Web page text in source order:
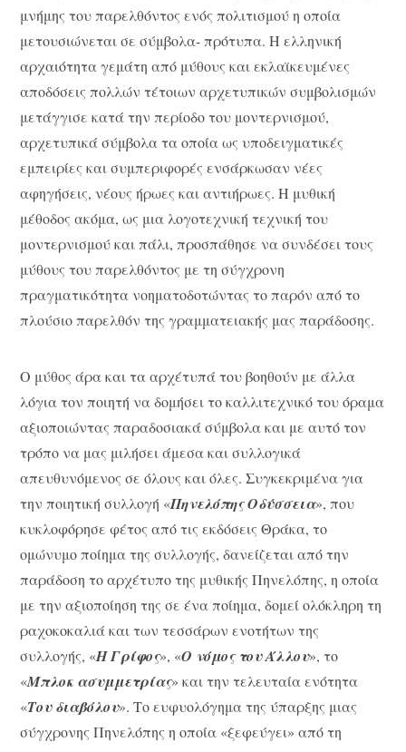
μνήμης του παρελθόντος ενός πολιτισμού η οποία
μετουσιώνεται σε σύμβολα- πρότυπα. Η ελληνική
αρχαιότητα γεμάτη από μύθους και εκλαϊκευμένες
αποδόσεις πολλών τέτοιων αρχετυπικών συμβολισμών
μετάγγισε κατά την περίοδο του μοντερνισμού,
αρχετυπικά σύμβολα τα οποία ως υποδειγματικές
εμπειρίες και συμπεριφορές ενσάρκωσαν νέες
αφηγήσεις, νέους ήρωες και αντιήρωες. Η μυθική
μέθοδος ακόμα, ως μια λογοτεχνική τεχνική του
μοντερνισμού και πάλι, προσπάθησε να συνδέσει τους
μύθους του παρελθόντος με τη σύγχρονη
πραγματικότητα νοηματοδοτώντας το παρόν από το
πλούσιο παρελθόν της γραμματειακής μας παράδοσης.
Ο μύθος άρα και τα αρχέτυπά του βοηθούν με άλλα
λόγια τον ποιητή να δομήσει το καλλιτεχνικό του όραμα
αξιοποιώντας παραδοσιακά σύμβολα και με αυτό τον
τρόπο να μας μιλήσει άμεσα και συλλογικά
απευθυνόμενος σε όλους και όλες. Συγκεκριμένα για
την ποιητική συλλογή «Πηνελόπης Οδύσσεια», που
κυκλοφόρησε φέτος από τις εκδόσεις Θράκα, το
ομώνυμο ποίημα της συλλογής, δανείζεται από την
παράδοση το αρχέτυπο της μυθικής Πηνελόπης, η οποία
με την αξιοποίηση της σε ένα ποίημα, δομεί ολόκληρη τη
ραχοκοκαλιά και των τεσσάρων ενοτήτων της
συλλογής, «Η Γρίφος», «Ο νόμος του Άλλου», το
«Mπλοκ ασυμμετρίας» και την τελευταία ενότητα
«Του διαβόλου». Το ευφυολόγημα της ύπαρξης μιας
σύγχρονης Πηνελόπης η οποία «ξεφεύγει» από τη